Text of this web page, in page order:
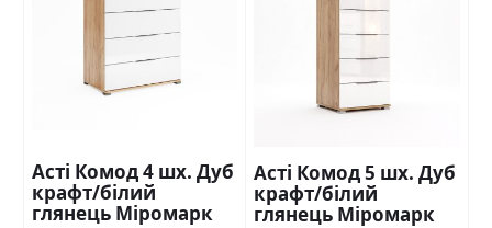
Асті Комод 4 шх. Дуб
крафт/білий
глянець Міромарк
Асті Комод 5 шх. Дуб
крафт/білий
глянець Міромарк